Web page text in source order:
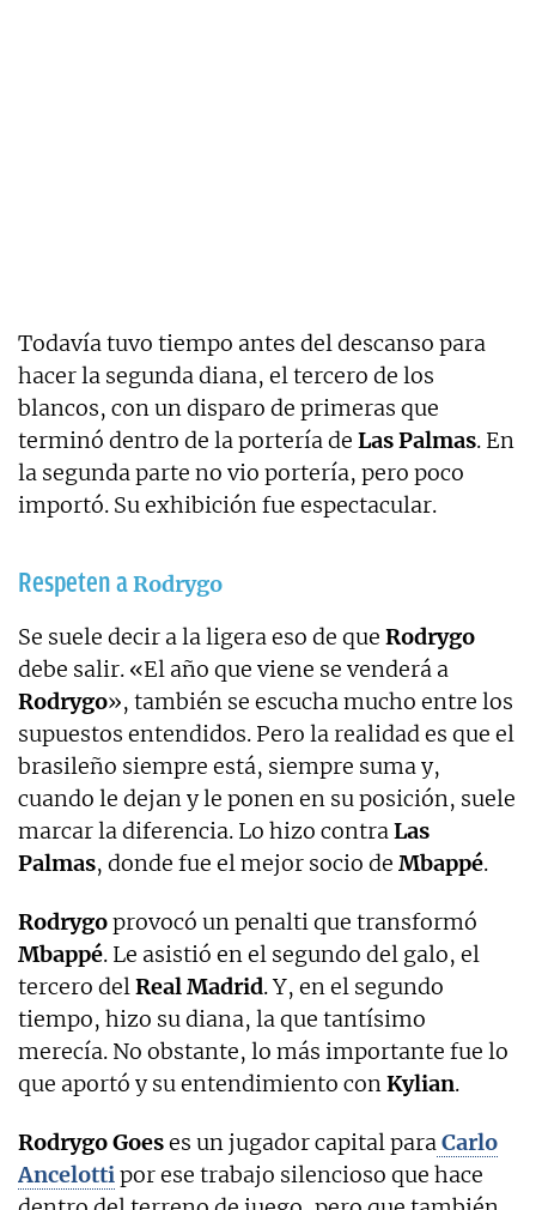
Todavía tuvo tiempo antes del descanso para
hacer la segunda diana, el tercero de los
blancos, con un disparo de primeras que
terminó dentro de la portería de Las Palmas. En
la segunda parte no vio portería, pero poco
importó. Su exhibición fue espectacular.
Respeten aRodrygo
Se suele decir a la ligera eso de que Rodrygo
debe salir. «El año que viene se venderá a
Rodrygo», también se escucha mucho entre los
supuestos entendidos. Pero la realidad es que el
brasileño siempre está, siempre suma y,
cuando le dejan y le ponen en su posición, suele
marcar la diferencia. Lo hizo contraLas
Palmas, donde fue el mejor socio de Mbappé.
Rodrygoprovocó un penalti que transformó
Mbappé. Le asistió en el segundo del galo, el
tercero delReal Madrid. Y, en el segundo
tiempo, hizo su diana, la que tantísimo
merecía. No obstante, lo más importante fue lo
que aportó y su entendimiento conKylian.
Rodrygo Goeses un jugador capital paraCarlo
Ancelottipor ese trabajo silencioso que hace